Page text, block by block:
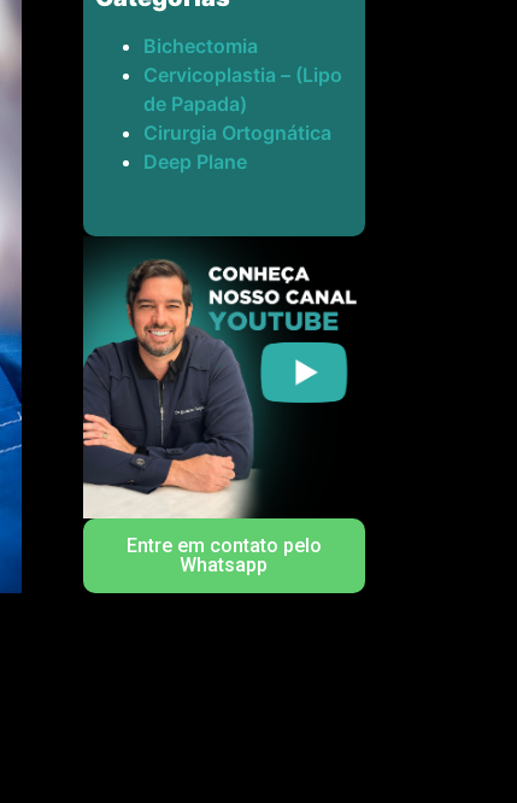
Bichectomia
Cervicoplastia – (Lipo
de Papada)
Cirurgia Ortognática
Deep Plane
Entre em contato pelo
Whatsapp